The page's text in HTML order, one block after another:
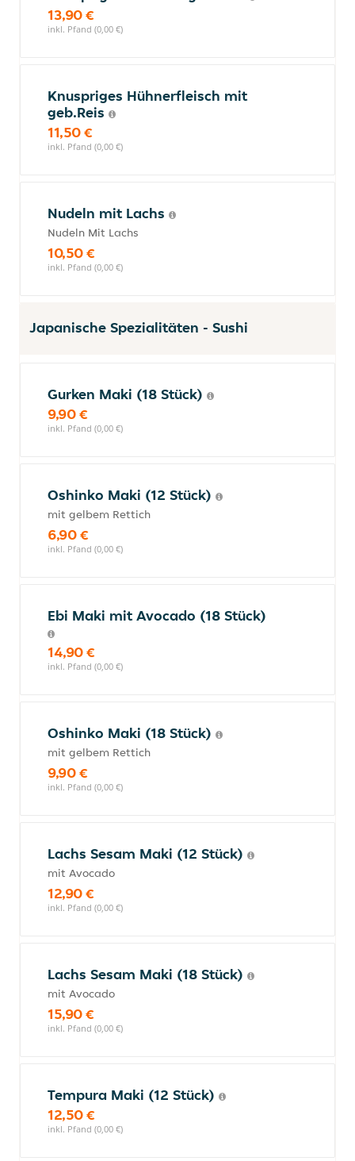
13,90 €
inkl. Pfand (0,00 €)
Knuspriges Hühnerfleisch mit
geb.Reis
11,50 €
inkl. Pfand (0,00 €)
Nudeln mit Lachs
Nudeln Mit Lachs
10,50 €
inkl. Pfand (0,00 €)
Japanische Spezialitäten - Sushi
Gurken Maki (18 Stück)
9,90 €
inkl. Pfand (0,00 €)
Oshinko Maki (12 Stück)
mit gelbem Rettich
6,90 €
inkl. Pfand (0,00 €)
Ebi Maki mit Avocado (18 Stück)
14,90 €
inkl. Pfand (0,00 €)
Oshinko Maki (18 Stück)
mit gelbem Rettich
9,90 €
inkl. Pfand (0,00 €)
Lachs Sesam Maki (12 Stück)
mit Avocado
12,90 €
inkl. Pfand (0,00 €)
Lachs Sesam Maki (18 Stück)
mit Avocado
15,90 €
inkl. Pfand (0,00 €)
Tempura Maki (12 Stück)
12,50 €
inkl. Pfand (0,00 €)